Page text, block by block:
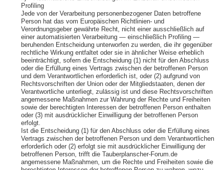
Profiling
Jede von der Verarbeitung personenbezogener Daten betroffene
Person hat das vom Europäischen Richtlinien- und
Verordnungsgeber gewährte Recht, nicht einer ausschließlich auf
einer automatisierten Verarbeitung — einschließlich Profiling —
beruhenden Entscheidung unterworfen zu werden, die ihr gegenüber
rechtliche Wirkung entfaltet oder sie in ähnlicher Weise erheblich
beeinträchtigt, sofern die Entscheidung (1) nicht für den Abschluss
oder die Erfüllung eines Vertrags zwischen der betroffenen Person
und dem Verantwortlichen erforderlich ist, oder (2) aufgrund von
Rechtsvorschriften der Union oder der Mitgliedstaaten, denen der
Verantwortliche unterliegt, zulässig ist und diese Rechtsvorschriften
angemessene Maßnahmen zur Wahrung der Rechte und Freiheiten
sowie der berechtigten Interessen der betroffenen Person enthalten
oder (3) mit ausdrücklicher Einwilligung der betroffenen Person
erfolgt.
Ist die Entscheidung (1) für den Abschluss oder die Erfüllung eines
Vertrags zwischen der betroffenen Person und dem Verantwortlichen
erforderlich oder (2) erfolgt sie mit ausdrücklicher Einwilligung der
betroffenen Person, trifft die Tauberplanscher-Forum.de
angemessene Maßnahmen, um die Rechte und Freiheiten sowie die